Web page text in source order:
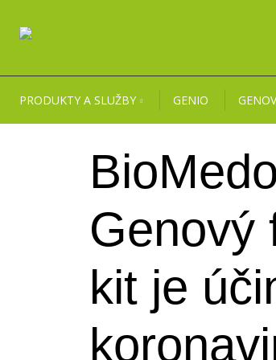
PRODUKTY A SLUŽBY GENIO
Genový
kit je